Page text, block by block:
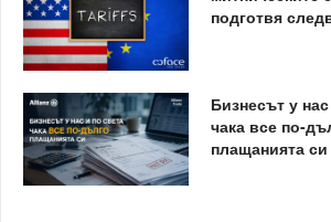
подготвя
Бизнесът у
чака все по-
плащанията си